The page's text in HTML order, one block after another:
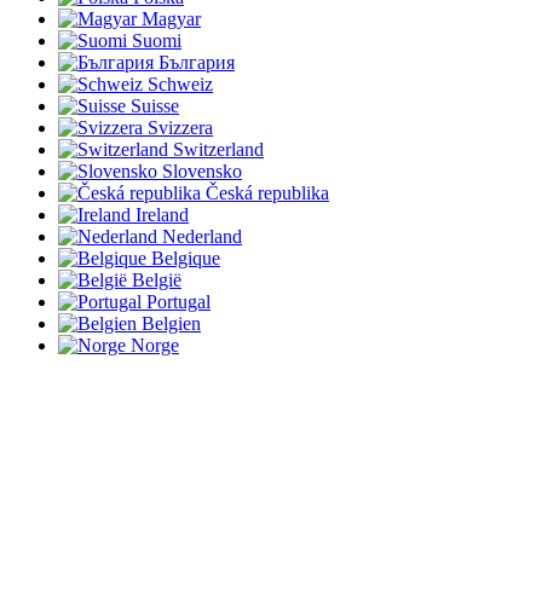
Magyar
Suomi
България
Schweiz
Suisse
Svizzera
Switzerland
Slovensko
Česká republika
Ireland
Nederland
Belgique
België
Portugal
Belgien
Norge